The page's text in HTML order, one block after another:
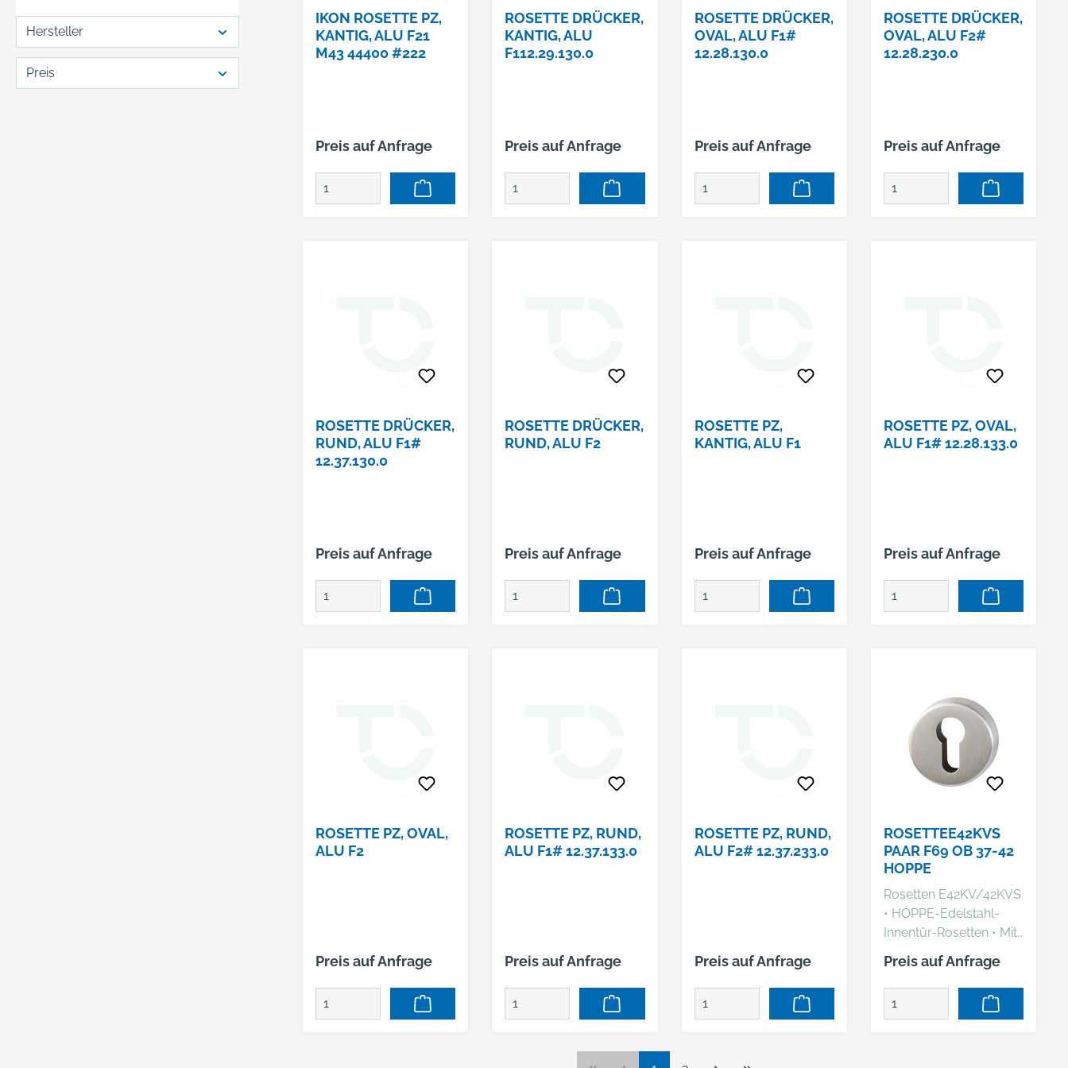
Hersteller
Preis
IKON ROSETTE PZ,
KANTIG, ALU F21
M43 44400 #222
Preis auf Anfrage
ROSETTE DRÜCKER,
KANTIG, ALU
F112.29.130.0
Preis auf Anfrage
ROSETTE DRÜCKER,
OVAL, ALU F1#
12.28.130.0
Preis auf Anfrage
ROSETTE DRÜCKER,
OVAL, ALU F2#
12.28.230.0
Preis auf Anfrage
ROSETTE DRÜCKER,
RUND, ALU F1#
12.37.130.0
Preis auf Anfrage
ROSETTE DRÜCKER,
RUND, ALU F2
Preis auf Anfrage
ROSETTE PZ,
KANTIG, ALU F1
Preis auf Anfrage
ROSETTE PZ, OVAL,
ALU F1# 12.28.133.0
Preis auf Anfrage
ROSETTE PZ, OVAL,
ALU F2
Preis auf Anfrage
ROSETTE PZ, RUND,
ALU F1# 12.37.133.0
Preis auf Anfrage
ROSETTE PZ, RUND,
ALU F2# 12.37.233.0
Preis auf Anfrage
ROSETTEE42KVS
PAAR F69 OB 37-42
HOPPE
Rosetten E42KV/42KVS
• HOPPE-Edelstahl-
Innentür-Rosetten • Mit
Kunststoff-
Unterkonstruktion und
Stütznocken •
Verdeckte,
Preis auf Anfrage